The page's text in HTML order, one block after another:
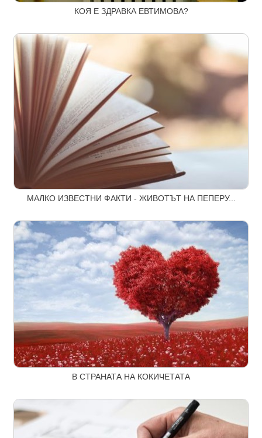
КОЯ Е ЗДРАВКА ЕВТИМОВА?
МАЛКО ИЗВЕСТНИ ФАКТИ - ЖИВОТЪТ НА ПЕПЕРУ...
В СТРАНАТА НА КОКИЧЕТАТА